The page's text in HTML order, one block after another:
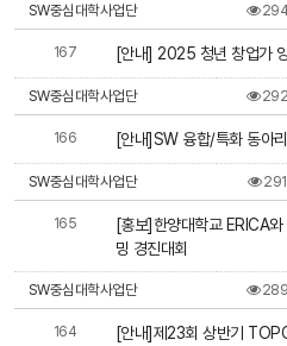
SW중심대학사업단
167 [안내] 2025 청년 창업가
SW중심대학사업단
166 [안내]SW 융합/특화 동아
SW중심대학사업단
165
[홍보]한양대학교 ERICA
밍 경진대회
SW중심대학사업단
164 [안내]제23회 상반기